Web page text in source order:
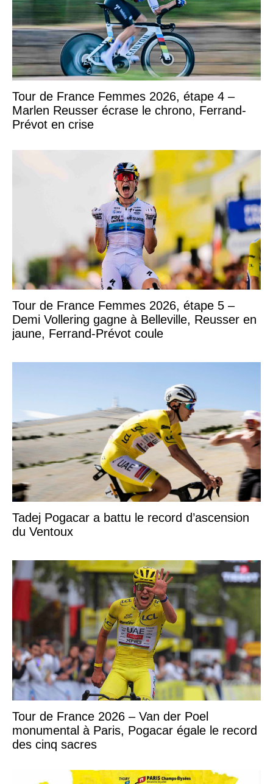
Tour de France Femmes 2026, étape 4 –
Marlen Reusser écrase le chrono, Ferrand-
Prévot en crise
Tour de France Femmes 2026, étape 5 –
Demi Vollering gagne à Belleville, Reusser en
jaune, Ferrand-Prévot coule
Tadej Pogacar a battu le record d’ascension
du Ventoux
Tour de France 2026 – Van der Poel
monumental à Paris, Pogacar égale le record
des cinq sacres